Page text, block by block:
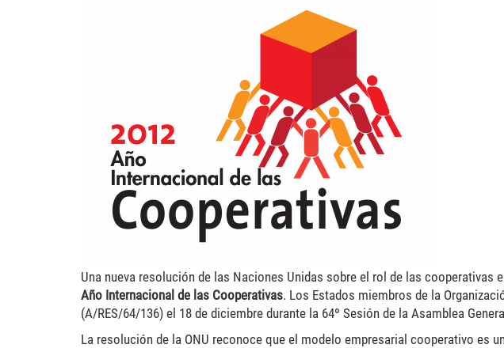
2012-ano-mundial-coop-450x352.png
Una nueva resolución de las Naciones Unidas sobre el rol de las cooperativas
Año Internacional de las Cooperativas. Los Estados miembros de la
(A/RES/64/136) el 18 de diciembre durante la 64º Sesión de la Asamblea
La resolución de la ONU reconoce que el modelo empresarial cooperativo es